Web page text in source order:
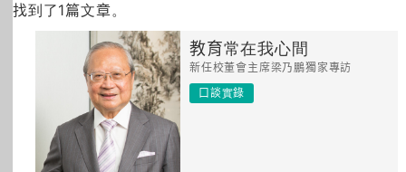
藝士匹靈 雅共賞 字裏科技
所有主題
找到了1篇文章。
教育常在我心間
新任校董會主席梁乃鵬獨家專訪
口談實錄